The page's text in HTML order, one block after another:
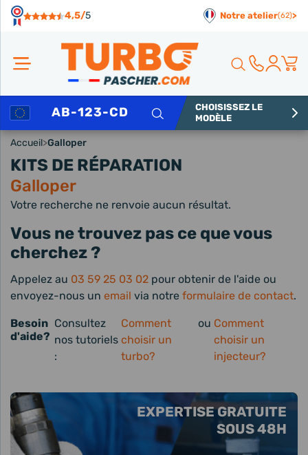
4,5/5 Notre atelier(62)>
Rechercher
CHOISISSEZ LE
MODÈLE
Accueil>Galloper
KITS DE RÉPARATION
Galloper
EXPERTISE GRATUITE
SOUS 48H
Votre recherche ne renvoie aucun résultat.
Vous ne trouvez pas ce que vous
cherchez ?
Appelez au 03 59 25 03 02 pour obtenir de l'aide ou
envoyez-nous un email via notre formulaire de contact.
Besoin
d'aide?
Consultez
nos tutoriels
:
Comment
choisir un
turbo?
ou Comment
choisir un
injecteur?
Panneau de gestion des cookies